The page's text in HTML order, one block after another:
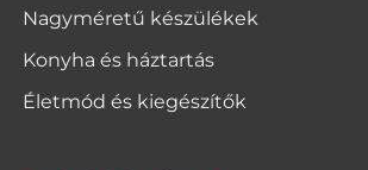
Nagyméretű készülékek
Konyha és háztartás
Életmód és kiegészítők